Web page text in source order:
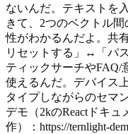
ないんだ。テキストを
きて、2つのベクトル
性がわかるんだよ。共
リセットする」↔「パ
ティックサーチやFAQ/
使えるんだ。デバイス
タイプしながらのセマ
デモ（2kのReactドキ
作）：https://ternlight-